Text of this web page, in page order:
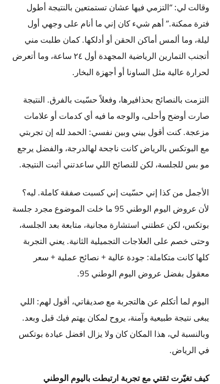
وقالت لي: “التزمي فيها عشان تستمتعين بالنتيجة أطول
فترة ممكنة.” أهم شيء كان إني ما أنام على وجهي أول
ليلة، وما ألمس أماكن الحقن أو أدلكها. كمان طلبت مني
أتجنب التمارين الرياضية المجهدة أول ٢٤ ساعة، وما أتعرض
لحرارة عالية مثل الساونا أو أجهزة البخار.
التزمت بالنصائح بحذافيرها، وفعلاً حسّيت بالفرق. النتيجة
صارت أوضح وأحلى، والوجه ما فيه أي كدمات أو علامات
مزعجة. كنت أقول بيني وبين نفسي: الحمد لله إن تجربتي
مع البوتكس بالرياض كانت ناجحة لهالدرجة، والفضل يرجع
مو بس للجلسة، لكن للنصائح اللي ساعدتني أثبت النتيجة.
الأجمل من كذا إني حسّيت إني كسبت صفقة كاملة. ليه؟
لأن عروض اليوم الوطني 95 ما خلت الموضوع مجرد جلسة
بوتكس، لكن عطتني استشارة مجانية، متابعة بعد الجلسة،
وحتى خصم على العلاجات التجميلية الثانية. يعني التجربة
كلها كانت متكاملة: جودة عالية + نصائح عملية + سعر
معقول بفضل عروض اليوم الوطني 95.
اليوم لما أتكلم عن هالتجربة مع صديقاتي، أقول لهم: اللي
يبغى نتيجة طبيعية وآمنة، يروح لمكان يهتم فيك قبل وبعد.
وبالنسبة لي، هذا المكان كان ولا يزال افضل عيادة بوتكس
في الرياض.
كيف تغيّرت ثقتي مع تجربة ارتبطت باليوم الوطني